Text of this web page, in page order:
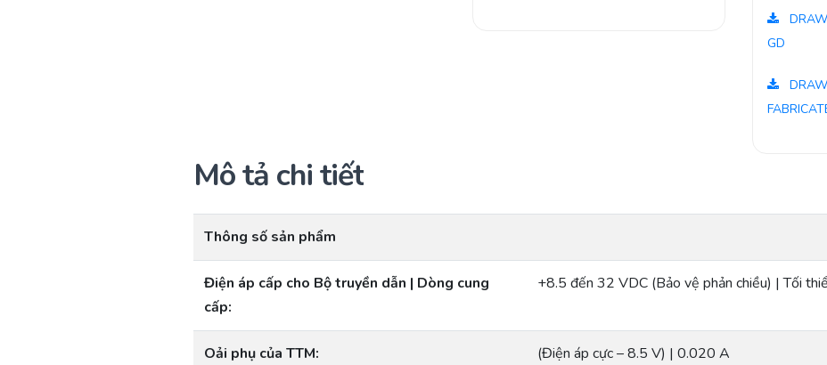
GD
Mô tả chi tiết
Thông số sản phẩm
Điện áp cấp cho Bộ truyền dẫn | Dòng cung
cấp:
+8.5 đến 32 VDC (Bảo vệ phản chiều) | Tối
Oải phụ của TTM: (Điện áp cực – 8.5 V) | 0.020 A